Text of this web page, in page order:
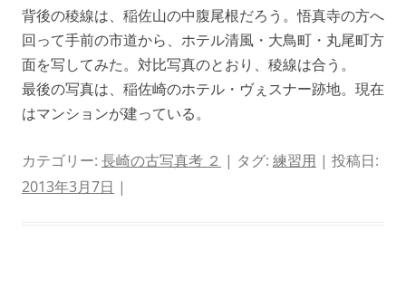
背後の稜線は、稲佐山の中腹尾根だろう。悟真寺の方へ
回って手前の市道から、ホテル清風・大鳥町・丸尾町方
面を写してみた。対比写真のとおり、稜線は合う。
最後の写真は、稲佐崎のホテル・ヴぇスナー跡地。現在
はマンションが建っている。
カテゴリー: 長崎の古写真考 ２ | タグ: 練習用 | 投稿日:
2013年3月7日 |